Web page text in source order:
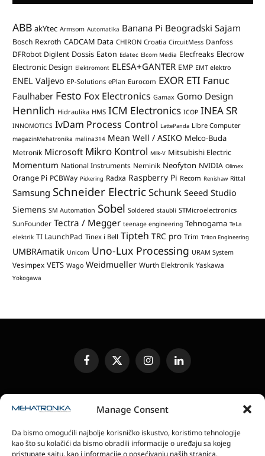
Manage Consent
Da bismo omogućili najbolje korisničko iskustvo, koristimo tehnologije
kao što su kolačići da bismo obradili informacije o uređaju sa kojeg
pristupate sajtu, kao i informacije o posećivanju naših stranica.
ABB akYtec Armsom Automatika Banana Pi Beogradski Sajam
Bosch Rexroth CADCAM Data CHIRON Croatia CircuitMess Danfoss
DFRobot Digilent Dossis Eaton Edatec Elcom Media Elecfreaks Elecrow
Electronic Design Elektromont ELESA+GANTER EMP EMT elektro
ENEL Valjevo EP-Solutions ePlan Eurocom EXOR ETI Fanuc
Faulhaber Festo Fox Electronics Gamax Gomo Design
Hennlich Hidraulika HMS ICM Electronics ICOP INEA SR
INNOMOTICS IvDam Process Control LattePanda Libre Computer
magazinMehatronika malina314 Mean Well / ASIKO Melco-Buda
Metronik Microsoft Mikro Kontrol Milk-V Mitsubishi Electric
Momentum National Instruments Neminik Neofyton NVIDIA Olimex
Orange Pi PCBWay Pickering Radxa Raspberry Pi Recom Renishaw Rittal
Samsung Schneider ElectricSchunk Seeed Studio
Siemens SM Automation Sobel Soldered staubli STMicroelectronics
SunFounder Tectra / Megger teenage engineering Tehnogama TeLa
elektrik TI LaunchPad Tinex i Bell Tipteh TRC pro Trim Triton Engineering
UMBRAmatik Unicom Uno-Lux Processing URAM System
Vesimpex VETS Wago Weidmueller Wurth Elektronik Yaskawa
Yokogawa
FacebookX
(Twitter)
InstagramLinkedIn
SLANJE JEDINICA ZA RECENZIJU
ELEKTRONSKA IZDANJA
POLITIKA PRIVATNOSTI
POLITIKA KOLAČIĆA